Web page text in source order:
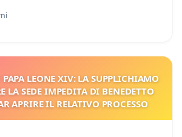
LEONE XIV: LA SUPPLICHIAMO
LA SEDE IMPEDITA DI BENEDETTO
APRIRE IL RELATIVO PROCESSO